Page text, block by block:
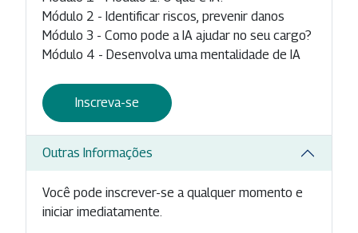
Módulo 2 - Identificar riscos, prevenir danos
Módulo 3 - Como pode a IA ajudar no seu cargo?
Módulo 4 - Desenvolva uma mentalidade de IA
Inscreva-se
Outras Informações
Você pode inscrever-se a qualquer momento e
iniciar imediatamente.